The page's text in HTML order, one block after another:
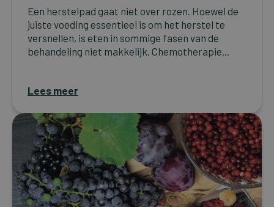
Een herstelpad gaat niet over rozen. Hoewel de
juiste voeding essentieel is om het herstel te
versnellen, is eten in sommige fasen van de
behandeling niet makkelijk. Chemotherapie...
Lees meer